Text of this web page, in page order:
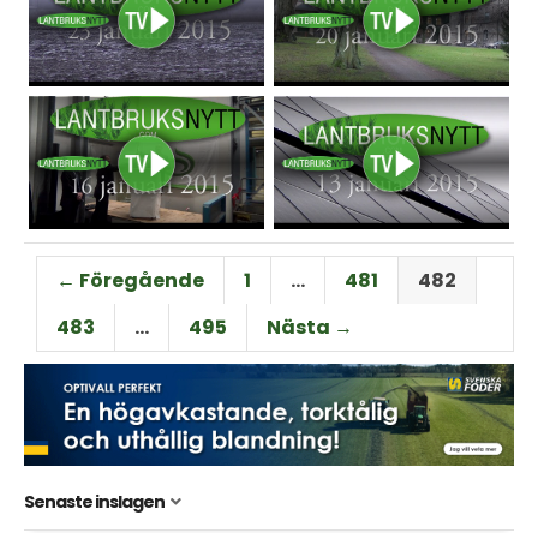
← Föregående 1 … 481
482
483
… 495 Nästa →
Senaste inslagen